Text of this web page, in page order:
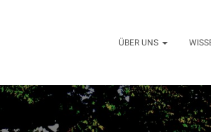
ÜBER UNS